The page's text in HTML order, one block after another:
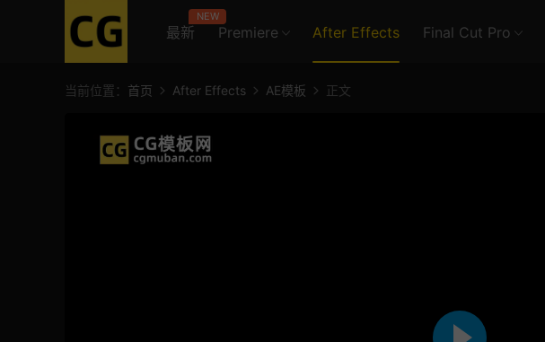
最新
NEW
Premiere After Effects Final Cut Pro
当前位置： 首页 After Effects AE模板 正文